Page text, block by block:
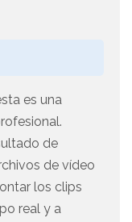
es una
de
de vídeo
los clips
real y a